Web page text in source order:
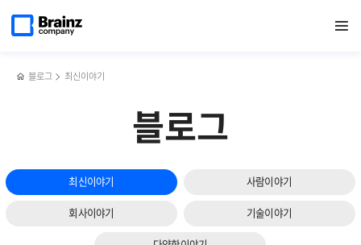
열기
페이지로
블로그 최신이야기
블로그
최신이야기 사람이야기
회사이야기 기술이야기
SMS의
DBMS의
다음
슬라이드